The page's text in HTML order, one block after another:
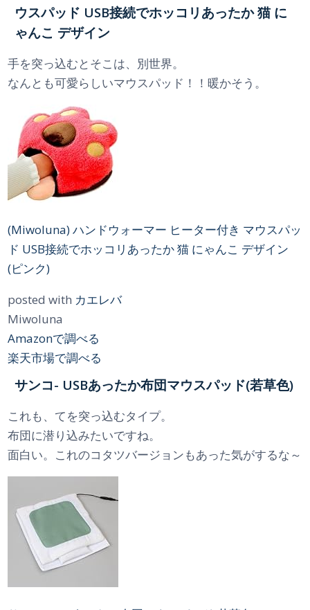
ウスパッド USB接続でホッコリあったか 猫 に
ゃんこ デザイン
手を突っ込むとそこは、別世界。
なんとも可愛らしいマウスパッド！！暖かそう。
(Miwoluna) ハンドウォーマー ヒーター付き マウスパッ
ド USB接続でホッコリあったか 猫 にゃんこ デザイン
(ピンク)
posted with カエレバ
Miwoluna
Amazonで調べる
楽天市場で調べる
サンコ- USBあったか布団マウスパッド(若草色)
これも、てを突っ込むタイプ。
布団に潜り込みたいですね。
面白い。これのコタツバージョンもあった気がするな～